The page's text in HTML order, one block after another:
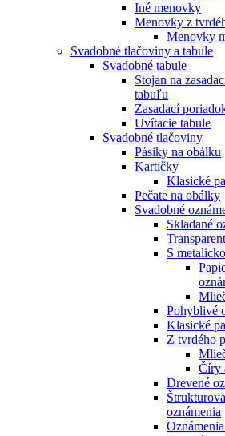
Iné menovky
Menovky z
Menovky
Svadobné tlačoviny a tabule
Svadobné tabule
Stojan na
tabuľu
Zasadací
Uvítacie tabule
Svadobné tlačoviny
Pásiky na obálku
Kartičky
Klasické
Pečate na obálky
Svadobné
Skladané
S
Pohyblivé
Klasické
Z tvrdého
Číry
Drevené
oznámenia